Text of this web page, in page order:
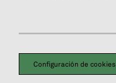
Configuración de cookies